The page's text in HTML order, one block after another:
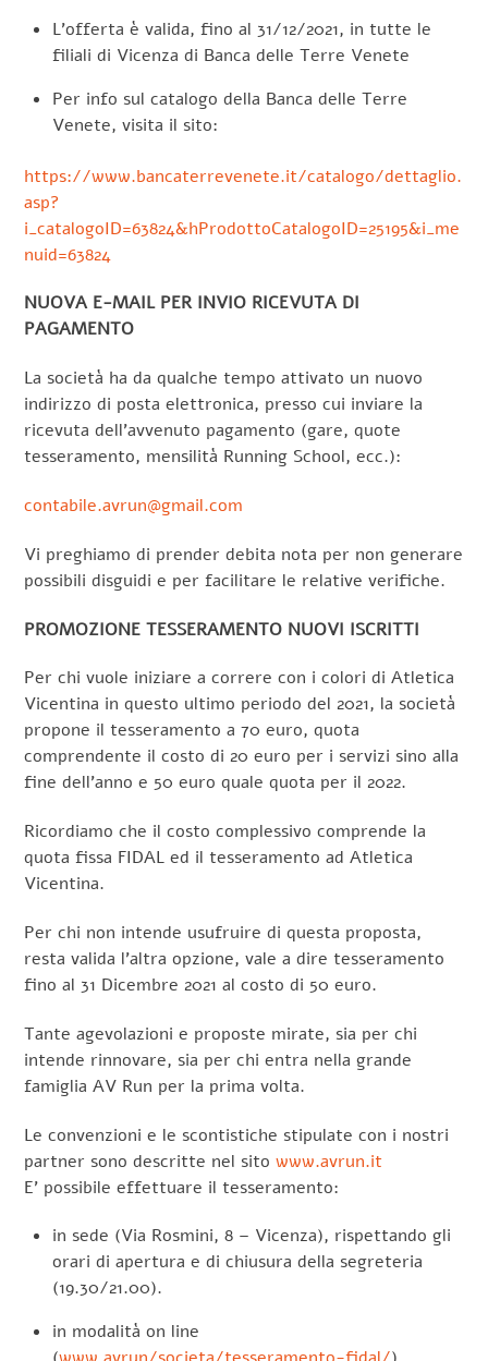
L’offerta è valida, fino al 31/12/2021, in tutte le
filiali di Vicenza di Banca delle Terre Venete
Per info sul catalogo della Banca delle Terre
Venete, visita il sito:
https://www.bancaterrevenete.it/catalogo/dettaglio.
asp?
i_catalogoID=63824&hProdottoCatalogoID=25195&i_me
nuid=63824
NUOVA E-MAIL PER INVIO RICEVUTA DI
PAGAMENTO
La società ha da qualche tempo attivato un nuovo
indirizzo di posta elettronica, presso cui inviare la
ricevuta dell’avvenuto pagamento (gare, quote
tesseramento, mensilità Running School, ecc.):
contabile.avrun@gmail.com
Vi preghiamo di prender debita nota per non generare
possibili disguidi e per facilitare le relative verifiche.
PROMOZIONE TESSERAMENTO NUOVI ISCRITTI
Per chi vuole iniziare a correre con i colori di Atletica
Vicentina in questo ultimo periodo del 2021, la società
propone il tesseramento a 70 euro, quota
comprendente il costo di 20 euro per i servizi sino alla
fine dell’anno e 50 euro quale quota per il 2022.
Ricordiamo che il costo complessivo comprende la
quota fissa FIDAL ed il tesseramento ad Atletica
Vicentina.
Per chi non intende usufruire di questa proposta,
resta valida l’altra opzione, vale a dire tesseramento
fino al 31 Dicembre 2021 al costo di 50 euro.
Tante agevolazioni e proposte mirate, sia per chi
intende rinnovare, sia per chi entra nella grande
famiglia AV Run per la prima volta.
Le convenzioni e le scontistiche stipulate con i nostri
partner sono descritte nel sitowww.avrun.it
E’ possibile effettuare il tesseramento:
in sede (Via Rosmini, 8 – Vicenza), rispettando gli
orari di apertura e di chiusura della segreteria
(19.30/21.00).
in modalità on line